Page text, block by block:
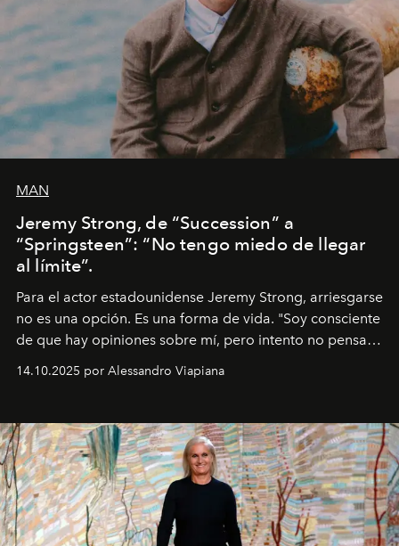
MAN
Jeremy Strong, de “Succession” a
“Springsteen”: “No tengo miedo de llegar
al límite”.
Para el actor estadounidense Jeremy Strong, arriesgarse
no es una opción. Es una forma de vida. "Soy consciente
de que hay opiniones sobre mí, pero intento no pensar
demasiado en cómo me perciben. Creo que es una
pérdida de tiempo", afirma.
14.10.2025 por Alessandro Viapiana